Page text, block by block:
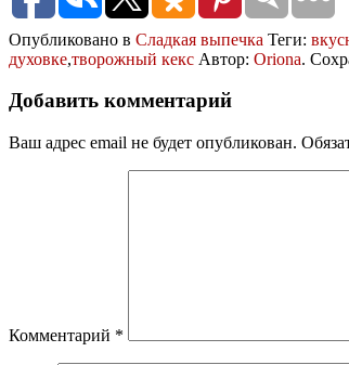
Опубликовано в Сладкая выпечка Теги:
духовке,творожный кекс Автор: Oriona.
Добавить комментарий
Ваш адрес email не будет опубликован.
Комментарий *